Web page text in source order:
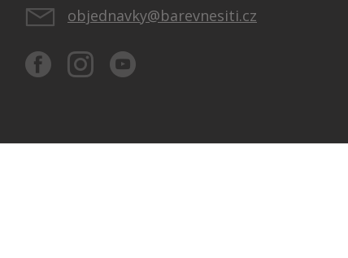
objednavky@barevnesiti.cz